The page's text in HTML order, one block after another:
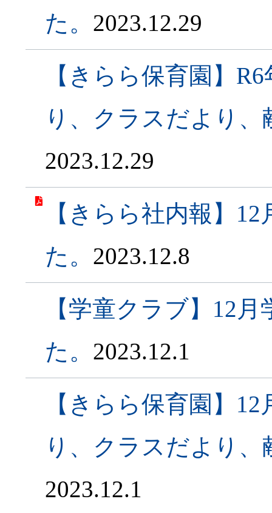
た。 2023.12.29
【きらら保育園】
り、クラスだより
2023.12.29
【きらら社内報】
た。 2023.12.8
【学童クラブ】12
た。 2023.12.1
【きらら保育園】
り、クラスだより
2023.12.1